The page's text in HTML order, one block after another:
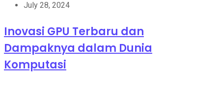
July 28, 2024
Inovasi GPU Terbaru dan
Dampaknya dalam Dunia
Komputasi